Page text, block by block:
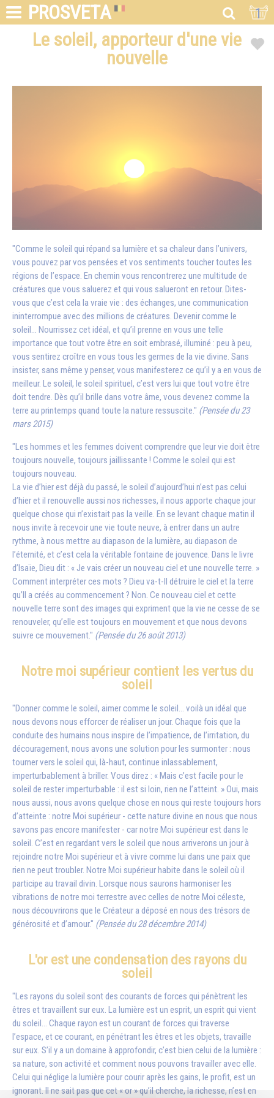
PROSVETA 1
Le soleil, apporteur d'une vie
nouvelle
"Comme le soleil qui répand sa lumière et sa chaleur dans l’univers,
vous pouvez par vos pensées et vos sentiments toucher toutes les
régions de l’espace. En chemin vous rencontrerez une multitude de
créatures que vous saluerez et qui vous salueront en retour. Dites-
vous que c’est cela la vraie vie : des échanges, une communication
ininterrompue avec des millions de créatures. Devenir comme le
soleil… Nourrissez cet idéal, et qu’il prenne en vous une telle
importance que tout votre être en soit embrasé, illuminé : peu à peu,
vous sentirez croître en vous tous les germes de la vie divine. Sans
insister, sans même y penser, vous manifesterez ce qu’il y a en vous de
meilleur. Le soleil, le soleil spirituel, c’est vers lui que tout votre être
doit tendre. Dès qu’il brille dans votre âme, vous devenez comme la
terre au printemps quand toute la nature ressuscite." (Pensée du 23
mars 2015)
"Les hommes et les femmes doivent comprendre que leur vie doit être
toujours nouvelle, toujours jaillissante ! Comme le soleil qui est
toujours nouveau.
La vie d’hier est déjà du passé, le soleil d’aujourd’hui n’est pas celui
d’hier et il renouvelle aussi nos richesses, il nous apporte chaque jour
quelque chose qui n’existait pas la veille. En se levant chaque matin il
nous invite à recevoir une vie toute neuve, à entrer dans un autre
rythme, à nous mettre au diapason de la lumière, au diapason de
l’éternité, et c’est cela la véritable fontaine de jouvence. Dans le livre
d’Isaïe, Dieu dit : « Je vais créer un nouveau ciel et une nouvelle terre. »
Comment interpréter ces mots ? Dieu va-t-Il détruire le ciel et la terre
qu’Il a créés au commencement ? Non. Ce nouveau ciel et cette
nouvelle terre sont des images qui expriment que la vie ne cesse de se
renouveler, qu’elle est toujours en mouvement et que nous devons
suivre ce mouvement." (Pensée du 26 août 2013)
Notre moi supérieur contient les vertus du
soleil
"Donner comme le soleil, aimer comme le soleil… voilà un idéal que
nous devons nous efforcer de réaliser un jour. Chaque fois que la
conduite des humains nous inspire de l’impatience, de l’irritation, du
découragement, nous avons une solution pour les surmonter : nous
tourner vers le soleil qui, là-haut, continue inlassablement,
imperturbablement à briller. Vous direz : « Mais c’est facile pour le
soleil de rester imperturbable : il est si loin, rien ne l’atteint. » Oui, mais
nous aussi, nous avons quelque chose en nous qui reste toujours hors
d’atteinte : notre Moi supérieur - cette nature divine en nous que nous
savons pas encore manifester - car notre Moi supérieur est dans le
soleil. C’est en regardant vers le soleil que nous arriverons un jour à
rejoindre notre Moi supérieur et à vivre comme lui dans une paix que
rien ne peut troubler. Notre Moi supérieur habite dans le soleil où il
participe au travail divin. Lorsque nous saurons harmoniser les
vibrations de notre moi terrestre avec celles de notre Moi céleste,
nous découvrirons que le Créateur a déposé en nous des trésors de
générosité et d’amour." (Pensée du 28 décembre 2014)
L'or est une condensation des rayons du
soleil
"Les rayons du soleil sont des courants de forces qui pénètrent les
êtres et travaillent sur eux. La lumière est un esprit, un esprit qui vient
du soleil… Chaque rayon est un courant de forces qui traverse
l’espace, et ce courant, en pénétrant les êtres et les objets, travaille
sur eux. S’il y a un domaine à approfondir, c’est bien celui de la lumière :
sa nature, son activité et comment nous pouvons travailler avec elle.
Celui qui néglige la lumière pour courir après les gains, le profit, est un
ignorant. Il ne sait pas que cet « or » qu’il cherche, la richesse, n’est en